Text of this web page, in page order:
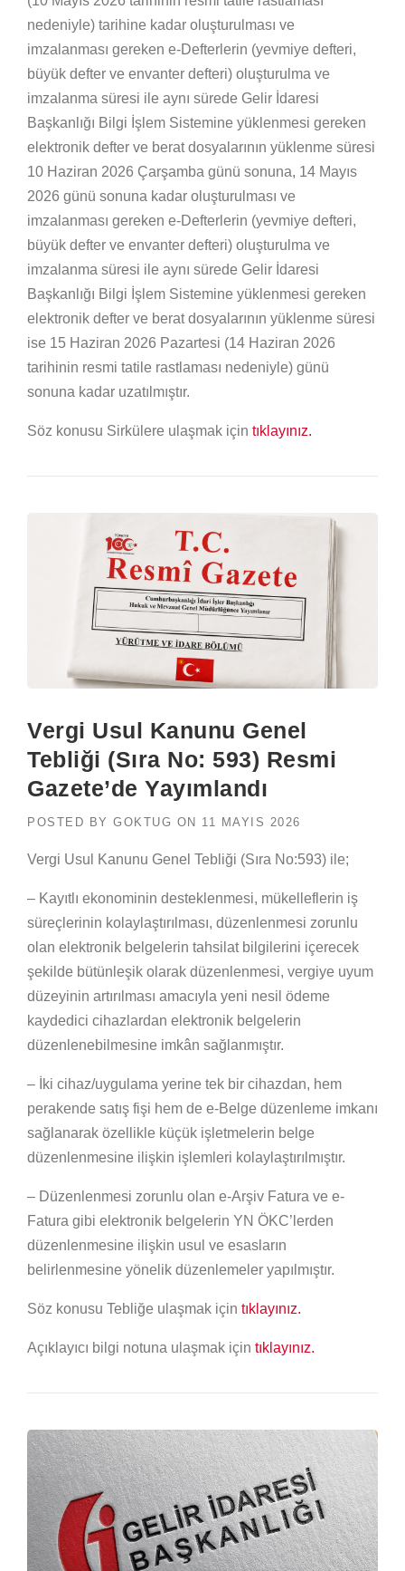
nedeniyle) tarihine kadar oluşturulması ve
imzalanması gereken e-Defterlerin (yevmiye defteri,
büyük defter ve envanter defteri) oluşturulma ve
imzalanma süresi ile aynı sürede Gelir İdaresi
Başkanlığı Bilgi İşlem Sistemine yüklenmesi gereken
elektronik defter ve berat dosyalarının yüklenme süresi
10 Haziran 2026 Çarşamba günü sonuna, 14 Mayıs
2026 günü sonuna kadar oluşturulması ve
imzalanması gereken e-Defterlerin (yevmiye defteri,
büyük defter ve envanter defteri) oluşturulma ve
imzalanma süresi ile aynı sürede Gelir İdaresi
Başkanlığı Bilgi İşlem Sistemine yüklenmesi gereken
elektronik defter ve berat dosyalarının yüklenme süresi
ise 15 Haziran 2026 Pazartesi (14 Haziran 2026
tarihinin resmi tatile rastlaması nedeniyle) günü
sonuna kadar uzatılmıştır.
Söz konusu Sirkülere ulaşmak için tıklayınız.
Vergi Usul Kanunu Genel
Tebliği (Sıra No: 593) Resmi
Gazete’de Yayımlandı
POSTED BY GOKTUG ON 11 MAYIS 2026
Vergi Usul Kanunu Genel Tebliği (Sıra No:593) ile;
– Kayıtlı ekonominin desteklenmesi, mükelleflerin iş
süreçlerinin kolaylaştırılması, düzenlenmesi zorunlu
olan elektronik belgelerin tahsilat bilgilerini içerecek
şekilde bütünleşik olarak düzenlenmesi, vergiye uyum
düzeyinin artırılması amacıyla yeni nesil ödeme
kaydedici cihazlardan elektronik belgelerin
düzenlenebilmesine imkân sağlanmıştır.
– İki cihaz/uygulama yerine tek bir cihazdan, hem
perakende satış fişi hem de e-Belge düzenleme imkanı
sağlanarak özellikle küçük işletmelerin belge
düzenlenmesine ilişkin işlemleri kolaylaştırılmıştır.
– Düzenlenmesi zorunlu olan e-Arşiv Fatura ve e-
Fatura gibi elektronik belgelerin YN ÖKC’lerden
düzenlenmesine ilişkin usul ve esasların
belirlenmesine yönelik düzenlemeler yapılmıştır.
Söz konusu Tebliğe ulaşmak için tıklayınız.
Açıklayıcı bilgi notuna ulaşmak için tıklayınız.